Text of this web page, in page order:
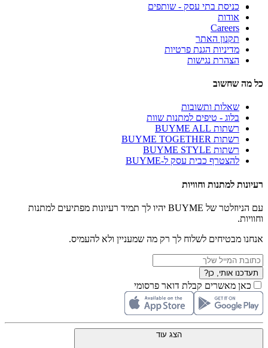
כניסת בתי עסק - שותפים
אודות
Careers
תקנון האתר
מדיניות הגנת פרטיות
הצהרת נגישות
כל מה שחשוב
שאלות ותשובות
בלוג - טיפים למתנות שוות
רשתות BUYME ALL
רשתות BUYME TOGETHER
רשתות BUYME STYLE
להצטרף כבית עסק ל-BUYME
רעיונות למתנות וחוויות
עם הניוזלטר של BUYME יהיו לך תמיד רעיונות מפתיעים למתנות
וחוויות.
אנחנו מבטיחים לשלוח לך רק מה שמעניין ולא להעמיס.
תעדכנו אותי, כן?
כאן מאשרים קבלת דואר פרסומי
הצג עוד